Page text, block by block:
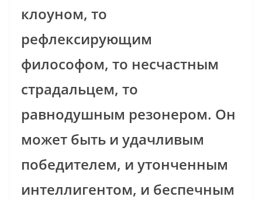
клоуном, то
рефлексирующим
философом, то несчастным
страдальцем, то
равнодушным резонером. Он
может быть и удачливым
победителем, и утонченным
интеллигентом, и беспечным